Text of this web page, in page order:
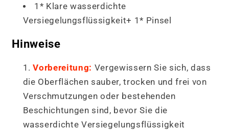
1* Klare wasserdichte
Versiegelungsflüssigkeit+ 1* Pinsel
Hinweise
Vorbereitung: Vergewissern Sie sich, dass
die Oberflächen sauber, trocken und frei von
Verschmutzungen oder bestehenden
Beschichtungen sind, bevor Sie die
wasserdichte Versiegelungsflüssigkeit